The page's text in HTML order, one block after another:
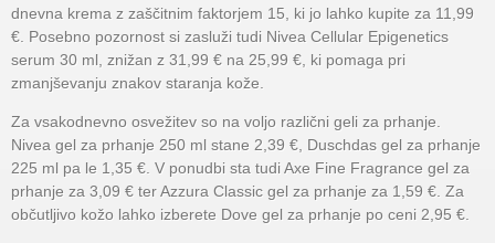
dnevna krema z zaščitnim faktorjem 15, ki jo lahko kupite za 11,99
€. Posebno pozornost si zasluži tudi Nivea Cellular Epigenetics
serum 30 ml, znižan z 31,99 € na 25,99 €, ki pomaga pri
zmanjševanju znakov staranja kože.
Za vsakodnevno osvežitev so na voljo različni geli za prhanje.
Nivea gel za prhanje 250 ml stane 2,39 €, Duschdas gel za prhanje
225 ml pa le 1,35 €. V ponudbi sta tudi Axe Fine Fragrance gel za
prhanje za 3,09 € ter Azzura Classic gel za prhanje za 1,59 €. Za
občutljivo kožo lahko izberete Dove gel za prhanje po ceni 2,95 €.